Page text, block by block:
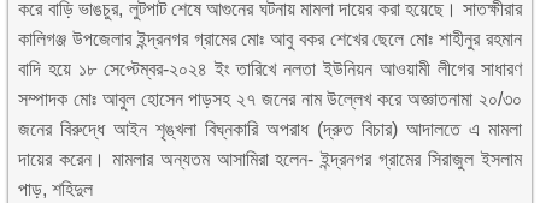
করে বাড়ি ভাঙচুর, লুটপাট শেষে আগুনের ঘটনায় মামলা দায়ের করা হয়েছে। সাতক্ষীরার
কালিগঞ্জ উপজেলার ইন্দ্রনগর গ্রামের মোঃ আবু বকর শেখের ছেলে মোঃ শাহীনুর রহমান
বাদি হয়ে ১৮ সেপ্টেম্বর-২০২৪ ইং তারিখে নলতা ইউনিয়ন আওয়ামী লীগের সাধারণ
সম্পাদক মোঃ আবুল হোসেন পাড়সহ ২৭ জনের নাম উল্লেখ করে অজ্ঞাতনামা ২০/৩০
জনের বিরুদ্ধে আইন শৃঙ্খলা বিঘ্নকারি অপরাধ (দ্রুত বিচার) আদালতে এ মামলা
দায়ের করেন। মামলার অন্যতম আসামিরা হলেন- ইন্দ্রনগর গ্রামের সিরাজুল ইসলাম
পাড়, শহিদুল